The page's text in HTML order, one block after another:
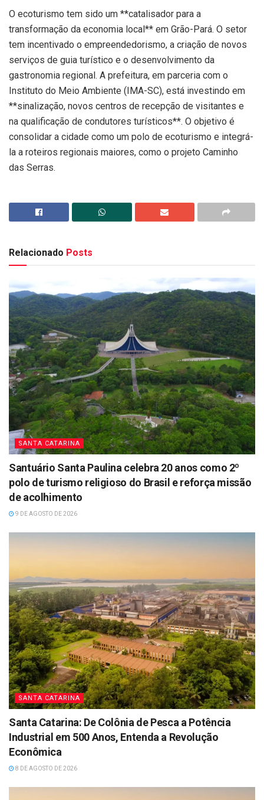
O ecoturismo tem sido um **catalisador para a
transformação da economia local** em Grão-Pará. O setor
tem incentivado o empreendedorismo, a criação de novos
serviços de guia turístico e o desenvolvimento da
gastronomia regional. A prefeitura, em parceria com o
Instituto do Meio Ambiente (IMA-SC), está investindo em
**sinalização, novos centros de recepção de visitantes e
na qualificação de condutores turísticos**. O objetivo é
consolidar a cidade como um polo de ecoturismo e integrá-
la a roteiros regionais maiores, como o projeto Caminho
das Serras.
Relacionado Posts
SANTA CATARINA
Santuário Santa Paulina celebra 20 anos como 2º
polo de turismo religioso do Brasil e reforça missão
de acolhimento
9 DE AGOSTO DE 2026
SANTA CATARINA
Santa Catarina: De Colônia de Pesca a Potência
Industrial em 500 Anos, Entenda a Revolução
Econômica
8 DE AGOSTO DE 2026